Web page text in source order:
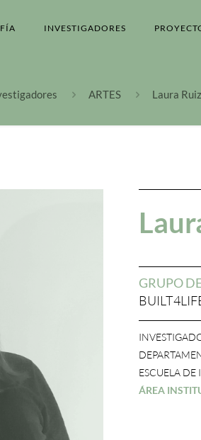
INVESTIGADORES
ARTES Laura
GRUPO
ESCUELA DE
ÁREA